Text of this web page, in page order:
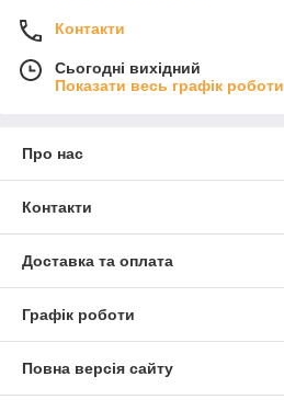
Контакти
Сьогодні вихідний
Показати весь графік роботи
Про нас
Контакти
Доставка та оплата
Графік роботи
Повна версія сайту